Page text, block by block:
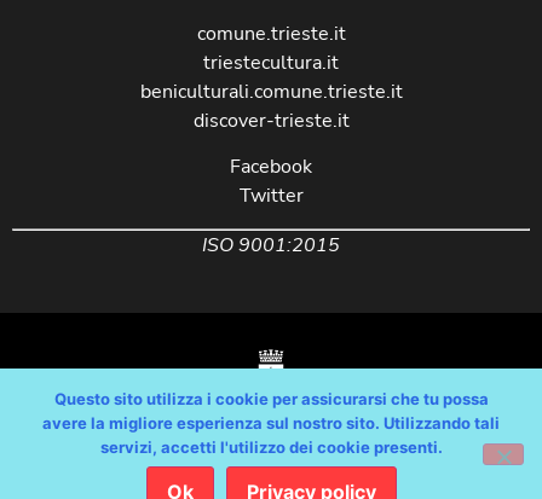
comune.trieste.it
triestecultura.it
beniculturali.comune.trieste.it
discover-trieste.it
Facebook
Twitter
ISO 9001:2015
Copyright © Comune di Trieste – partita Iva 00210240321 – tutti i diritti
riservati / Progetto e Sviluppo Media Technologies Srl /
Questo sito utilizza i cookie per assicurarsi che tu possa
avere la migliore esperienza sul nostro sito. Utilizzando tali
servizi, accetti l'utilizzo dei cookie presenti.
Ok Privacy policy